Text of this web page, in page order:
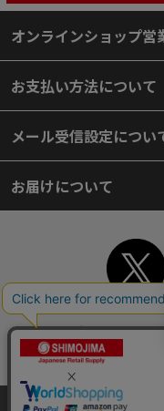
当サイトはクッキー（
オンラインショップ営
お支払い方法について
メール受信設定につい
お届けについて
TOP 初めてご利用
個人情報保護方
よくあるご質問
サイトマップ